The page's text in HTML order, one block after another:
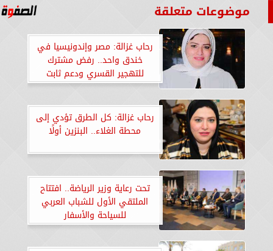
موضوعات متعلقة
رحاب غزالة: مصر وإندونيسيا في
خندق واحد.. رفض مشترك
للتهجير القسري ودعم ثابت
لحقوق الشعب الفلسطيني
رحاب غزالة: كل الطرق تؤدي إلى
محطة الغلاء.. البنزين أولًا
تحت رعاية وزير الرياضة.. افتتاح
الملتقي الأول للشباب العربي
للسياحة والأسفار